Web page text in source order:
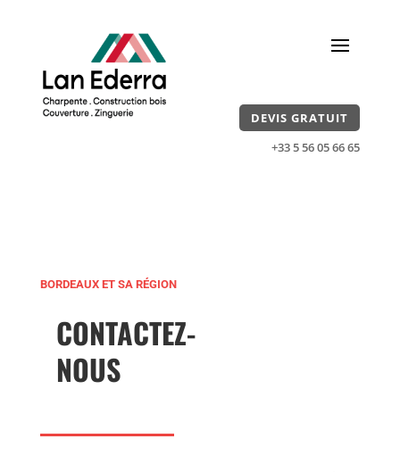
DEVIS GRATUIT
+33 5 56 05 66 65
BORDEAUX ET SA RÉGION
CONTACTEZ-
NOUS